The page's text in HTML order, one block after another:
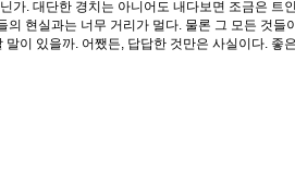
. 대단한 경치는 아니어도 내다보면 조금은
현실과는 너무 거리가 멀다. 물론 그 모든 것
이 있을까. 어쨌든, 답답한 것만은 사실이다. 좋